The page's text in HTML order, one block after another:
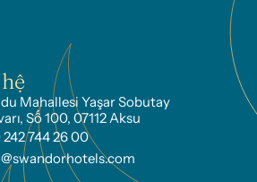
Mahallesi Yaşar Sobutay
Số 100, 07112 Aksu
242 744 26 00